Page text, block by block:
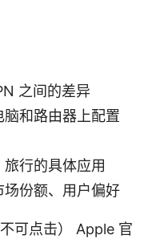
之间的差异
和路由器上配置
行的具体应用
份额、用户偏好
可点击） Apple 官